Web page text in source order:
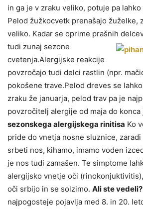
in ga je v zraku veliko, potuje pa
Pelod žužkocvetk prenašajo žuželke,
veliko. Kadar se oprime prašnih
tudi zunaj sezone
cvetenja.Alergijske reakcije
povzročajo tudi delci rastlin (npr.
pokošene trave.Pelod dreves se
zraku že januarja, pelod trav pa je
povzročitelj alergije od maja do konca
sezonskega alergijskega rinitisa Ko
pride do vnetja nosne sluznice, zaradi
srbeti nos, kihamo, imamo voden
je nos tudi zamašen. Te simptome
alergijsko vnetje oči
oči srbijo in se solzimo. Ali ste vedeli?
najpogosteje pojavlja med 8. in 20.